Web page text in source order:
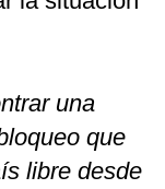
una
que
libre desde